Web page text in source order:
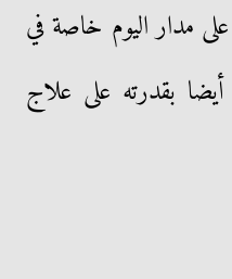
مدار اليوم خاصة في
بقدرته على علاج